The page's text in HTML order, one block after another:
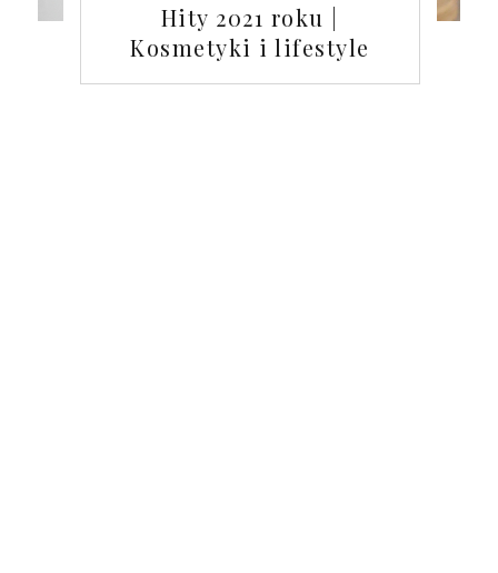
Hity 2021 roku |
Kosmetyki i lifestyle